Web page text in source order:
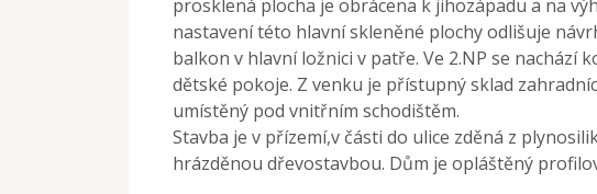
prosklená plocha je obrácena k jihozápadu a na
nastavení této hlavní skleněné plochy odlišuje
balkon v hlavní ložnici v patře. Ve 2.NP se nachází
dětské pokoje. Z venku je přístupný sklad
umístěný pod vnitřním schodištěm.
Stavba je v přízemí,v části do ulice zděná z
hrázděnou dřevostavbou. Dům je opláštěný